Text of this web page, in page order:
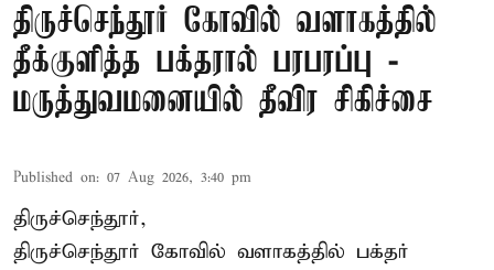
திருச்செந்தூர் கோவில் வளாகத்தில்
தீக்குளித்த பக்தரால் பரபரப்பு -
மருத்துவமனையில் தீவிர சிகிச்சை
Published on: 07 Aug 2026, 3:40 pm
திருச்செந்தூர்,
திருச்செந்தூர் கோவில் வளாகத்தில் பக்தர்